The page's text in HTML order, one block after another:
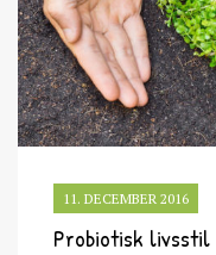
11. DECEMBER 2016
Probiotisk livsstil